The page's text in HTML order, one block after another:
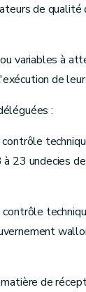
de qualité
variables à
de
:
23 undecies
de